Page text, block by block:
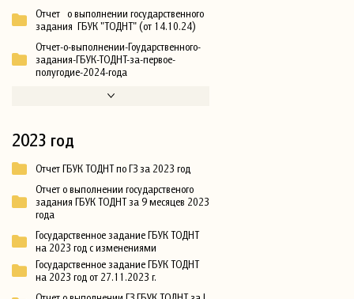
Отчет о выполнении государственного
задания ГБУК "ТОДНТ" (от 14.10.24)
Отчет-о-выполнении-Гоударственного-
задания-ГБУК-ТОДНТ-за-первое-
полугодие-2024-года
2023 год
Отчет ГБУК ТОДНТ по ГЗ за 2023 год
Отчет о выполнении государственого
задания ГБУК ТОДНТ за 9 месяцев 2023
года
Государственное задание ГБУК ТОДНТ
на 2023 год с изменениями
Государственное задание ГБУК ТОДНТ
на 2023 год от 27.11.2023 г.